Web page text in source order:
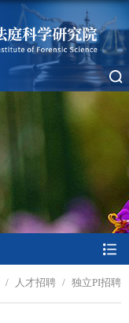
/ 人才招聘 / 独立PI招聘